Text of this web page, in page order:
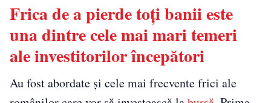
Frica de a pierde toți banii este
una dintre cele mai mari temeri
ale investitorilor începători
Au fost abordate și cele mai frecvente frici ale